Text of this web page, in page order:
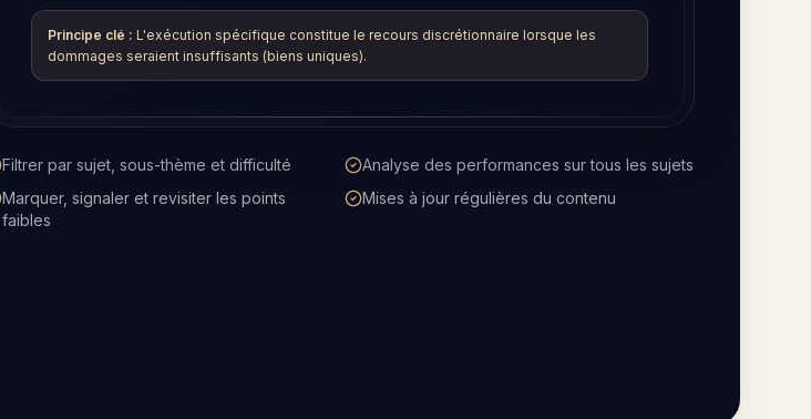
EN ZH 日 + 50 langues supplémentaires
Des explications étape par étape pendant
Aide à traduire l'anglais juridique dans
À utiliser avec la spécification d'évaluation